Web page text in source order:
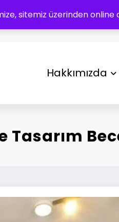
sitemiz üzerinden
Hakkımızda
Tasarım